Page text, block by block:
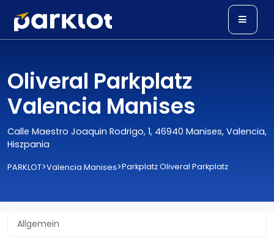
Oliveral Parkplatz
Valencia Manises
Calle Maestro Joaquin Rodrigo, 1, 46940 Manises, Valencia,
Hiszpania
PARKLOT>Valencia Manises>Parkplatz Oliveral Parkplatz
Allgemein